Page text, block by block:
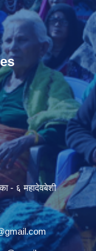
- ६ महादेवबेशी